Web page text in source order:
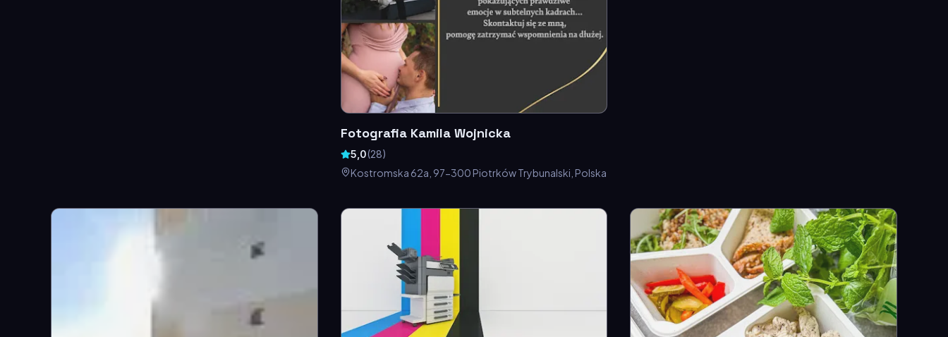
Fotografia Kamila Wojnicka
5,0(28)
Kostromska 62a, 97-300 Piotrków Trybunalski, Polska